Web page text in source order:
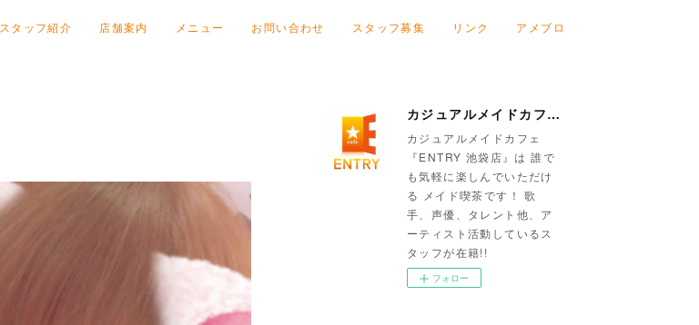
スタッフ紹介 店舗案内 メニュー お問い合わせ スタッフ募集 リンク アメブロ
カジュアルメイドカフェ『ENTRY 池袋店』
カジュアルメイドカフェ
『ENTRY 池袋店』は 誰で
も気軽に楽しんでいただけ
る メイド喫茶です！ 歌
手、声優、タレント他、ア
ーティスト活動しているス
タッフが在籍!!
フォロー